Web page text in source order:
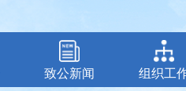
致公新闻 组织工